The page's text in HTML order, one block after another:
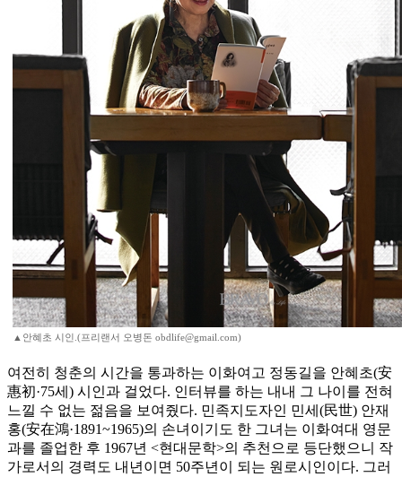
▲안혜초 시인.(프리랜서 오병돈 obdlife@gmail.com)
여전히 청춘의 시간을 통과하는 이화여고 정동길을 안혜초(安
惠初·75세) 시인과 걸었다. 인터뷰를 하는 내내 그 나이를 전혀
느낄 수 없는 젊음을 보여줬다. 민족지도자인 민세(民世) 안재
홍(安在鴻·1891~1965)의 손녀이기도 한 그녀는 이화여대 영문
과를 졸업한 후 1967년 <현대문학>의 추천으로 등단했으니 작
가로서의 경력도 내년이면 50주년이 되는 원로시인이다. 그러